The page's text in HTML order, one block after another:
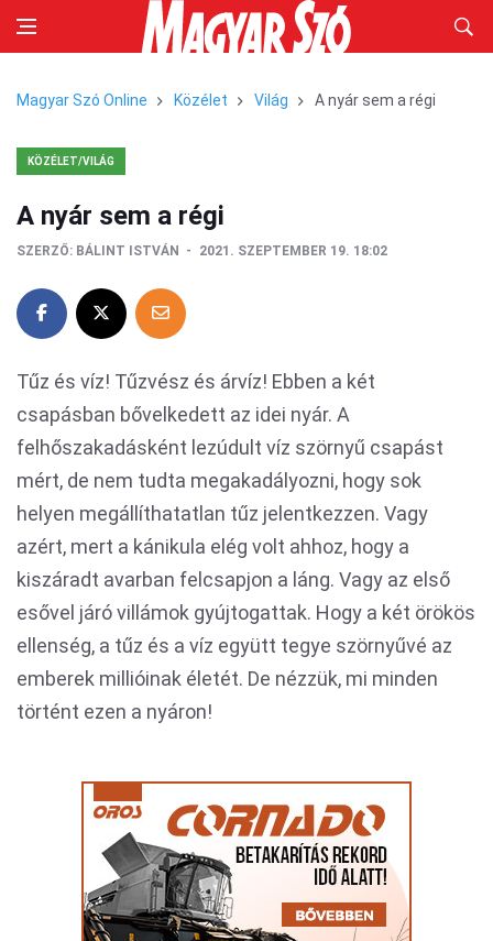
Magyar Szó Online Közélet Világ A nyár sem a régi
KÖZÉLET/VILÁG
A nyár sem a régi
SZERZŐ: BÁLINT ISTVÁN 2021. SZEPTEMBER 19. 18:02
Tűz és víz! Tűzvész és árvíz! Ebben a két
csapásban bővelkedett az idei nyár. A
felhőszakadásként lezúdult víz szörnyű csapást
mért, de nem tudta megakadályozni, hogy sok
helyen megállíthatatlan tűz jelentkezzen. Vagy
azért, mert a kánikula elég volt ahhoz, hogy a
kiszáradt avarban felcsapjon a láng. Vagy az első
esővel járó villámok gyújtogattak. Hogy a két örökös
ellenség, a tűz és a víz együtt tegye szörnyűvé az
emberek millióinak életét. De nézzük, mi minden
történt ezen a nyáron!